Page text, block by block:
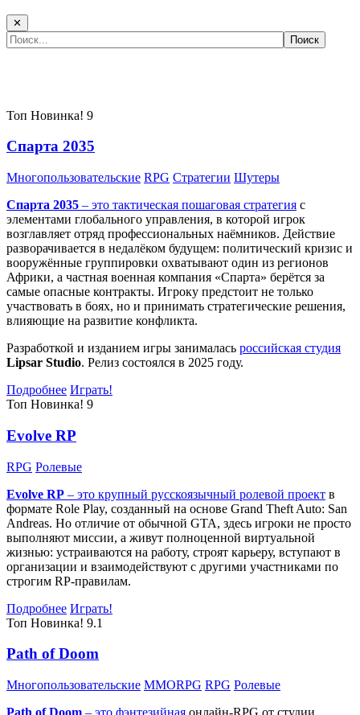
✕
Топ Новинка! 9
Спарта 2035
Многопользовательские RPG Стратегии Шутеры
Спарта 2035 – это тактическая пошаговая стратегия с
элементами глобального управления, в которой игрок
возглавляет отряд профессиональных наёмников. Действие
разворачивается в недалёком будущем: политический кризис и
вооружённые группировки охватывают один из регионов
Африки, а частная военная компания «Спарта» берётся за
самые опасные контракты. Игроку предстоит не только
участвовать в боях, но и принимать стратегические решения,
влияющие на развитие конфликта.
Разработкой и изданием игры занималась российская студия
Lipsar Studio. Релиз состоялся в 2025 году.
Подробнее Играть!
Топ Новинка! 9
Evolve RP
RPG Ролевые
Evolve RP – это крупный русскоязычный ролевой проект в
формате Role Play, созданный на основе Grand Theft Auto: San
Andreas. Но отличие от обычной GTA, здесь игроки не просто
выполняют миссии, а живут полноценной виртуальной
жизнью: устраиваются на работу, строят карьеру, вступают в
организации и взаимодействуют с другими участниками по
строгим RP-правилам.
Подробнее Играть!
Топ Новинка! 9.1
Path of Doom
Многопользовательские MMORPG RPG Ролевые
Path of Doom – это фэнтезийная онлайн-RPG от студии